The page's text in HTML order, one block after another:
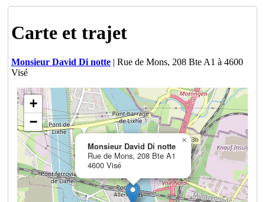
Carte et trajet
Monsieur David Di notte| Rue de Mons, 208 Bte A1 à 4600
Visé
Monsieur David Di notte
Rue de Mons, 208 Bte A1
4600 Visé
×
+
−